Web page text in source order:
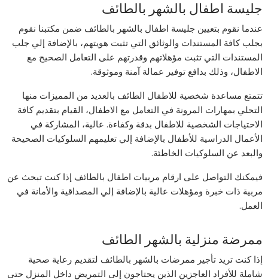
جليسة اطفال بالشهر بالطائف
عندما نقوم بتعيين جليسة اطفال بالشهر بالطائف ضمن مكتبنا نقوم
بجلب كافة المستندات والوثائق التي تثبت هويتهم، بالإضافة إلي جلب
المستندات التي تثبت مؤهلاتهم وقدرتهم على التعامل الصحيح مع
الاطفال، وذلك بدافع توفير عمالة آمنة وموثوقة.
تتمتع مساعدة شخصية للاطفال الطائف بالعديد من المميزات منها
التحلي بمهارات المرونة في التعامل مع الاطفال، القيام بتقديم كافة
الاحتياجات الشخصية للاطفال بدقة وكفاءة. عالية، المشاركة في
الأعمال الدراسية للأطفال بالإضافة إلي تعليمهم السلوكيات الصحيحة
والبعد عن السلوكيات الخاطئة.
فيمكنك التواصل على ارقام مربيات اطفال بالطائف إذا كنت تبحث عن
مربية ذات خبرة ومؤهلات عالية بالإضافة إلي المصداقية والأمانة في
العمل.
ممرضة منزلية بالشهر الطائف
إذا كنت تريد تأجير ممرضات بالشهر بالطائف لتقديم رعاية صحية
شاملة للأفراد العاجزين الذين يحتاجون إلى التمريض داخل المنزل حتى